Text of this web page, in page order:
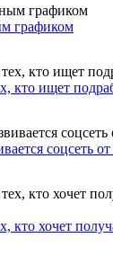
графиком
кто ищет
соцсеть
кто хочет